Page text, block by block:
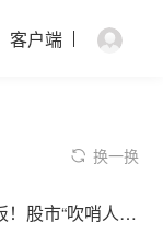
客户端
换一换
红板科技开盘9分钟强势封板！股市“吹哨人”突然改口！市场风向变了？